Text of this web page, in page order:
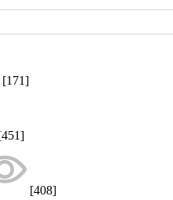
[171]
[408]